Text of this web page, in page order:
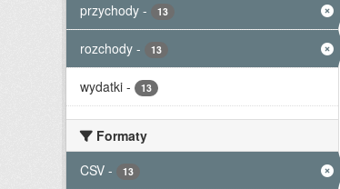
przychody - 13
rozchody - 13
wydatki - 13
Formaty
CSV - 13